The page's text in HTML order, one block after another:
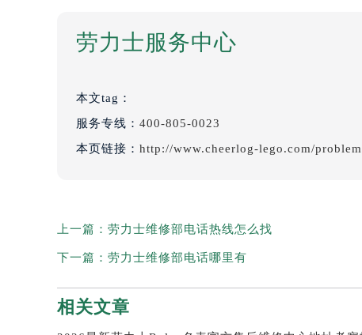
劳力士服务中心
本文tag：
服务专线： 400-805-0023
本页链接： http://www.cheerlog-lego.com/
上一篇： 劳力士维修部电话热线怎么找
下一篇： 劳力士维修部电话哪里有
相关文章